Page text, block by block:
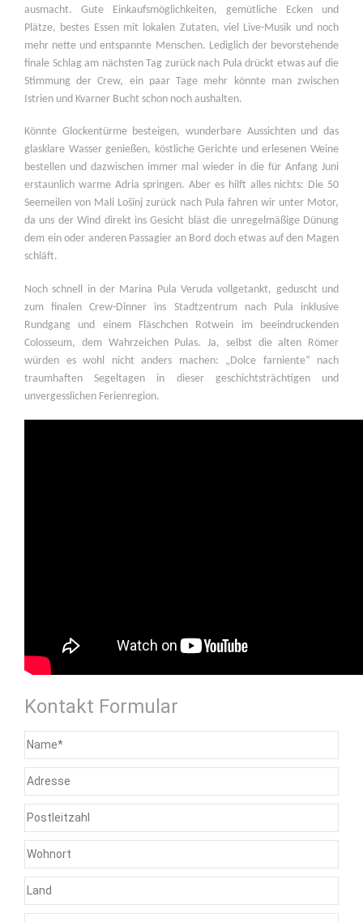
ausmacht. Gute Einkaufsmöglichkeiten, gemütliche Ecken und
Plätze, bestes Essen mit lokalen Zutaten, viel Live-Musik und noch
mehr nette und entspannte Menschen. Lediglich der bevorstehende
finale Schlag am nächsten Tag zurück nach Pula drückt etwas auf die
Stimmung der Crew, ein paar Tage mehr könnte man zwischen
Istrien und Kvarner Bucht schon noch aushalten.
Könnte Glockentürme besteigen, wunderbare Aussichten und das
glasklare Wasser genießen, köstliche Gerichte und erlesenen Weine
bestellen und dazwischen immer mal wieder in die für Anfang Juni
erstaunlich warme Adria springen. Aber es hilft alles nichts: Die 50
Seemeilen von Mali Lošinj zurück nach Pula fahren wir unter Motor,
da uns der Wind direkt ins Gesicht bläst die unregelmäßige Dünung
dem ein oder anderen Passagier an Bord doch etwas auf den Magen
schläft.
Noch schnell in der Marina Pula Veruda vollgetankt, geduscht und
zum finalen Crew-Dinner ins Stadtzentrum nach Pula inklusive
Rundgang und einem Fläschchen Rotwein im beeindruckenden
Colosseum, dem Wahrzeichen Pulas. Ja, selbst die alten Römer
würden es wohl nicht anders machen: „Dolce farniente“ nach
traumhaften Segeltagen in dieser geschichtsträchtigen und
unvergesslichen Ferienregion.
Kontakt Formular